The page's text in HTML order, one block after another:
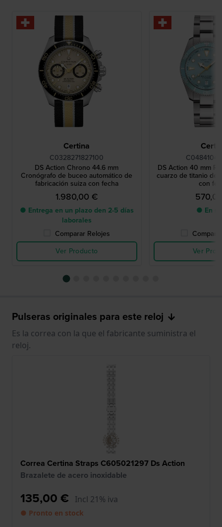
Certina
C0328271827100
DS Action Chrono 44.6 mm
Cronógrafo de buceo automático de
fabricación suiza con fecha
1.980,00 €
● Entrega en un plazo den 2-5 días
laborales
Comparar Relojes
Ver Producto
DS Action 40 mm
cuarzo de titanio de
con
● En
Ver
Pulseras originales para este reloj
Es la correa con la que el fabricante suministra el
reloj.
Correa Certina Straps C605021297 Ds Action
Brazalete de acero inoxidable
135,00 € Incl 21% iva
● Pronto en stock